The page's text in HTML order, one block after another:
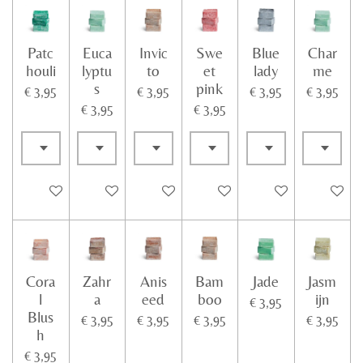
Patc
houli
€ 3,95
In winkelwagen
Euca
lyptu
s
€ 3,95
In winkelwagen
Invic
to
€ 3,95
In winkelwagen
Swe
et
pink
€ 3,95
In winkelwagen
Blue
lady
€ 3,95
In winkelwagen
Char
me
€ 3,95
In
Cora
l
Blus
h
€ 3,95
Zahr
a
€ 3,95
Anis
eed
€ 3,95
Bam
boo
€ 3,95
Jade
€ 3,95
Jasm
ijn
€ 3,95